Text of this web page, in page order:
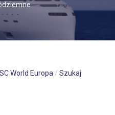
World Europa Szukaj